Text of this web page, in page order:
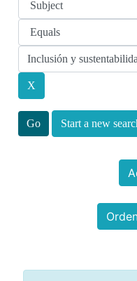
Start a new